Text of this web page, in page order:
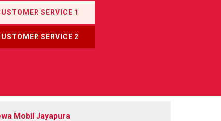
SERVICE 1
SERVICE 2
Mobil Jayapura